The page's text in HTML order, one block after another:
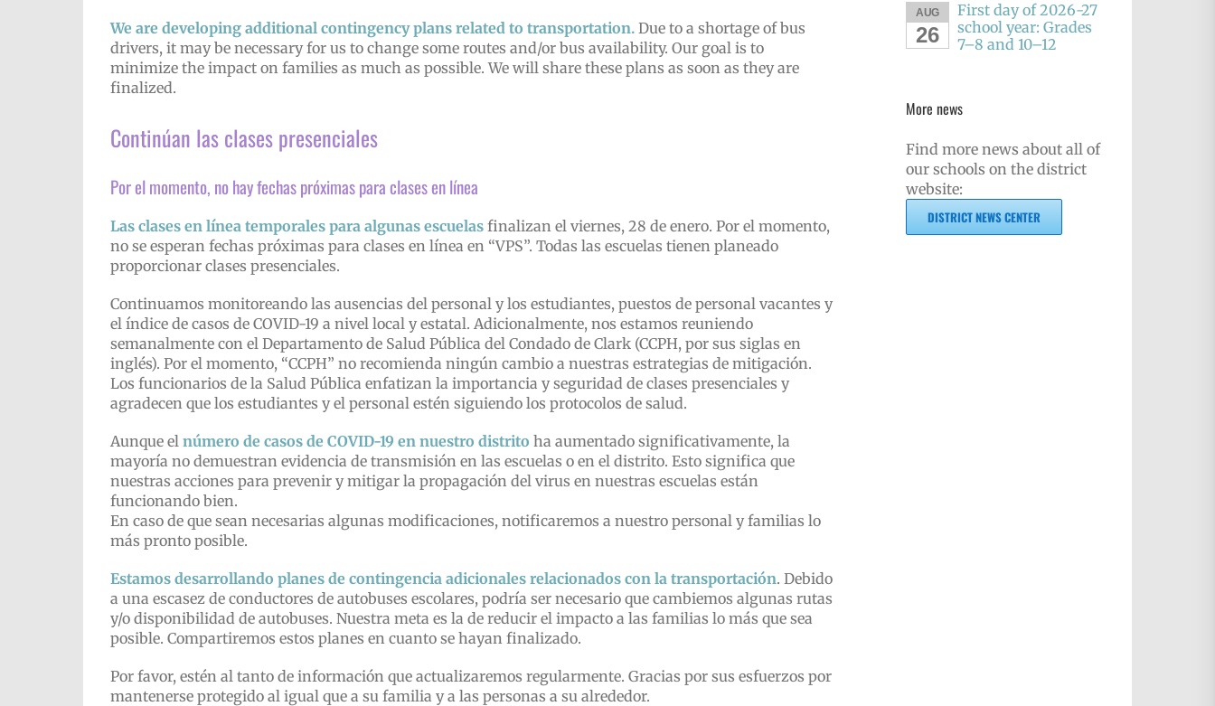
We are developing additional contingency plans related to transportation.Due to a shortage of bus
drivers, it may be necessary for us to change some routes and/or bus availability. Our goal is to
minimize the impact on families as much as possible. We will share these plans as soon as they are
finalized.
Continúan las clases presenciales
Por el momento, no hay fechas próximas para clases en línea
Las clases en línea temporales para algunas escuelasfinalizan el viernes, 28 de enero. Por el momento,
no se esperan fechas próximas para clases en línea en “VPS”. Todas las escuelas tienen planeado
proporcionar clases presenciales.
Continuamos monitoreando las ausencias del personal y los estudiantes, puestos de personal vacantes y
el índice de casos de COVID-19 a nivel local y estatal. Adicionalmente, nos estamos reuniendo
semanalmente con el Departamento de Salud Pública del Condado de Clark (CCPH, por sus siglas en
inglés). Por el momento, “CCPH” no recomienda ningún cambio a nuestras estrategias de mitigación.
Los funcionarios de la Salud Pública enfatizan la importancia y seguridad de clases presenciales y
agradecen que los estudiantes y el personal estén siguiendo los protocolos de salud.
Aunque el número de casos de COVID-19 en nuestro distrito ha aumentado significativamente, la
mayoría no demuestran evidencia de transmisión en las escuelas o en el distrito. Esto significa que
nuestras acciones para prevenir y mitigar la propagación del virus en nuestras escuelas están
funcionando bien.
En caso de que sean necesarias algunas modificaciones, notificaremos a nuestro personal y familias lo
más pronto posible.
Estamos desarrollando planes de contingencia adicionales relacionados con la transportación. Debido
a una escasez de conductores de autobuses escolares, podría ser necesario que cambiemos algunas rutas
y/o disponibilidad de autobuses. Nuestra meta es la de reducir el impacto a las familias lo más que sea
posible. Compartiremos estos planes en cuanto se hayan finalizado.
Por favor, estén al tanto de información que actualizaremos regularmente. Gracias por sus esfuerzos por
mantenerse protegido al igual que a su familia y a las personas a su alrededor.
AUG
26
First day of 2026-27
school year: Grades
7–8 and 10–12
More news
Find more news about all of
our schools on the district
website:
DISTRICT NEWS CENTER